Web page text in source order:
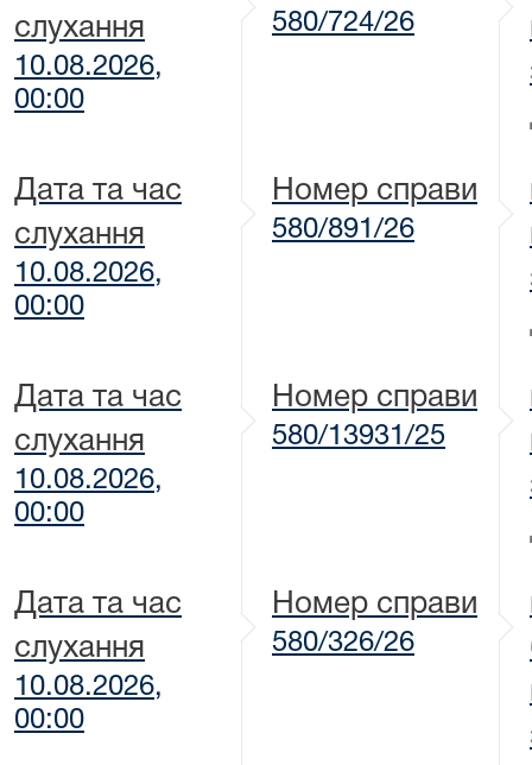
слухання
10.08.2026,
00:00
580/724/26
Дата та час
слухання
10.08.2026,
00:00
Номер справи
580/891/26
Дата та час
слухання
10.08.2026,
00:00
Номер справи
580/13931/25
Дата та час
слухання
10.08.2026,
00:00
Номер справи
580/326/26